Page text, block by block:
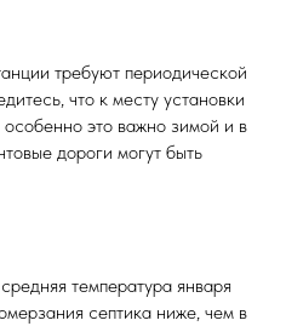
требуют периодической
что к месту установки
это важно зимой и в
дороги могут быть
температура января
септика ниже, чем в